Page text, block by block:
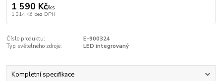
1 590 Kč/ks
1 314 Kč bez DPH
Číslo produktu:
E-900324
Typ světelného zdroje:
LED integrovaný
Kompletní specifikace